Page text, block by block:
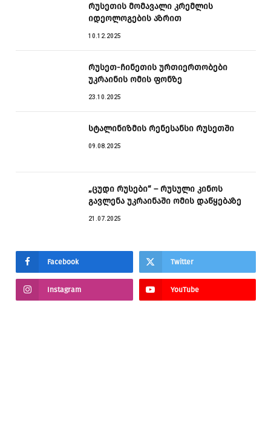
რუსეთის მომავალი კრემლის
იდეოლოგების აზრით
10.12.2025
რუსეთ-ჩინეთის ურთიერთობები
უკრაინის ომის ფონზე
23.10.2025
სტალინიზმის რენესანსი რუსეთში
09.08.2025
„ცუდი რუსები“ – რუსული კინოს
გავლენა უკრაინაში ომის დაწყებაზე
21.07.2025
Facebook Twitter
Instagram YouTube